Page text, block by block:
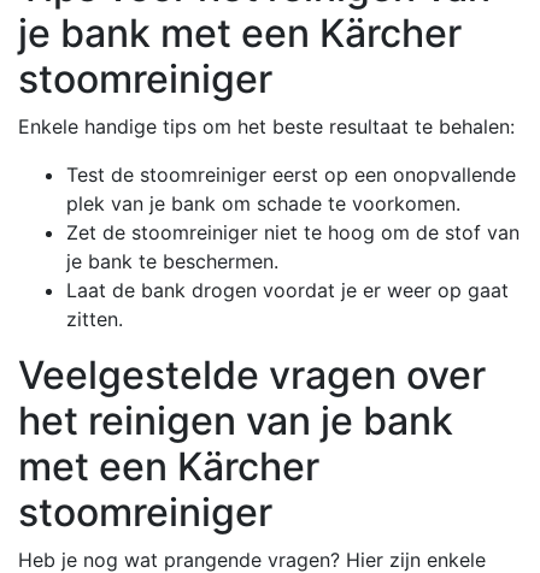
je bank met een Kärcher
stoomreiniger
Enkele handige tips om het beste resultaat te behalen:
Test de stoomreiniger eerst op een onopvallende
plek van je bank om schade te voorkomen.
Zet de stoomreiniger niet te hoog om de stof van
je bank te beschermen.
Laat de bank drogen voordat je er weer op gaat
zitten.
Veelgestelde vragen over
het reinigen van je bank
met een Kärcher
stoomreiniger
Heb je nog wat prangende vragen? Hier zijn enkele